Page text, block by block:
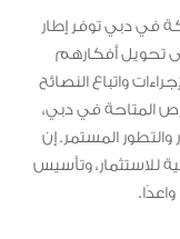
في دبي توفر إطار
تحويل أفكارهم
واتباع النصائح
المتاحة في دبي،
والتطور المستمر. إن
للاستثمار، وتأسيس